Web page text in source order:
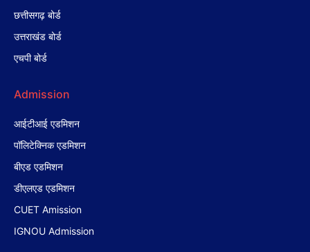
छत्तीसगढ़ बोर्ड
उत्तराखंड बोर्ड
एचपी बोर्ड
Admission
आईटीआई एडमिशन
पॉलिटेक्निक एडमिशन
बीएड एडमिशन
डीएलएड एडमिशन
CUET Amission
IGNOU Admission